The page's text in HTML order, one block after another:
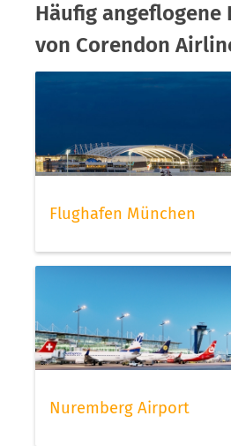
Häufig angeflogene
von Corendon
Flughafen München
Nuremberg Airport